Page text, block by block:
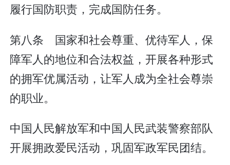
履行国防职责，完成国防任务。
第八条 国家和社会尊重、优待军人，保
障军人的地位和合法权益，开展各种形式
的拥军优属活动，让军人成为全社会尊崇
的职业。
中国人民解放军和中国人民武装警察部队
开展拥政爱民活动，巩固军政军民团结。